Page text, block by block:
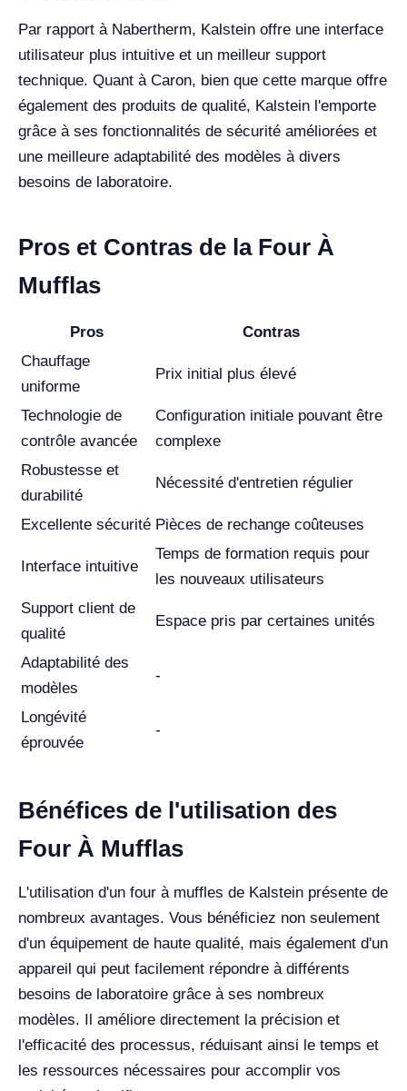
Par rapport à Nabertherm, Kalstein offre une interface
utilisateur plus intuitive et un meilleur support
technique. Quant à Caron, bien que cette marque offre
également des produits de qualité, Kalstein l'emporte
grâce à ses fonctionnalités de sécurité améliorées et
une meilleure adaptabilité des modèles à divers
besoins de laboratoire.
Pros et Contras de la Four À
Mufflas
Pros
Contras
Chauffage
uniforme
Prix initial plus élevé
Technologie de
contrôle avancée
Configuration initiale pouvant être
complexe
Robustesse et
durabilité
Nécessité d'entretien régulier
Excellente sécurité Pièces de rechange coûteuses
Interface intuitive
Temps de formation requis pour
les nouveaux utilisateurs
Support client de
qualité
Espace pris par certaines unités
Adaptabilité des
modèles
-
Longévité
éprouvée
-
Bénéfices de l'utilisation des
Four À Mufflas
L'utilisation d'un four à muffles de Kalstein présente de
nombreux avantages. Vous bénéficiez non seulement
d'un équipement de haute qualité, mais également d'un
appareil qui peut facilement répondre à différents
besoins de laboratoire grâce à ses nombreux
modèles. Il améliore directement la précision et
l'efficacité des processus, réduisant ainsi le temps et
les ressources nécessaires pour accomplir vos